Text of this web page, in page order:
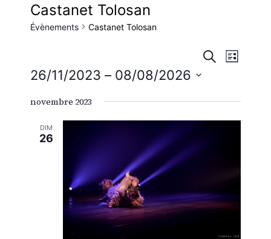
Castanet Tolosan
Évènements Castanet Tolosan
et
vues
Recherche
Liste
26/11/2023 – 08/08/2026
date.
novembre 2023
DIM
26